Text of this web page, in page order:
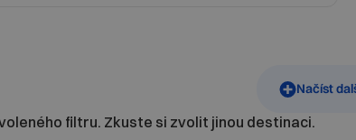
Načíst
filtru. Zkuste si zvolit jinou destinaci.